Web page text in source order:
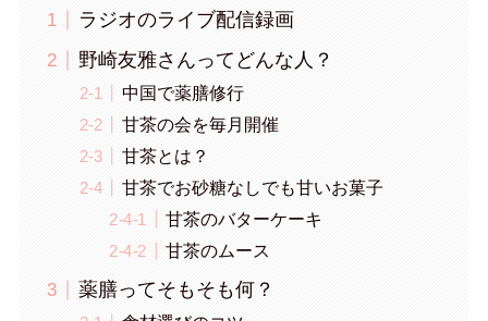
ラジオのライブ配信録画
野崎友雅さんってどんな人？
中国で薬膳修行
甘茶の会を毎月開催
甘茶とは？
甘茶でお砂糖なしでも甘いお菓子
甘茶のバターケーキ
甘茶のムース
薬膳ってそもそも何？